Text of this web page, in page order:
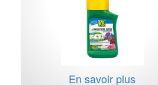
En savoir plus